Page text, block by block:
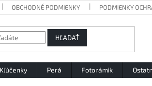
OBCHODNÉ PODMIENKY PODMIENKY
HĽADAŤ
Kľúčenky Perá Fotorámik